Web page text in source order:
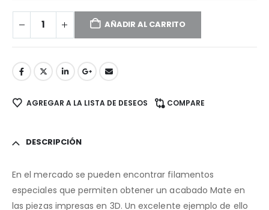
AÑADIR AL CARRITO
AGREGAR A LA LISTA DE DESEOS COMPARE
DESCRIPCIÓN
En el mercado se pueden encontrar filamentos
especiales que permiten obtener un acabado Mate en
las piezas impresas en 3D. Un excelente ejemplo de ello